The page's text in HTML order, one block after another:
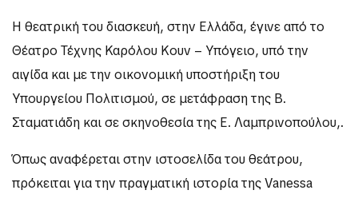
Η θεατρική του διασκευή, στην Ελλάδα, έγινε από το
Θέατρο Τέχνης Καρόλου Κουν – Υπόγειο, υπό την
αιγίδα και με την οικονομική υποστήριξη του
Υπουργείου Πολιτισμού, σε μετάφραση της Β.
Σταματιάδη και σε σκηνοθεσία της Ε. Λαμπρινοπούλου,.
Όπως αναφέρεται στην ιστοσελίδα του θεάτρου,
πρόκειται για την πραγματική ιστορία της Vanessa